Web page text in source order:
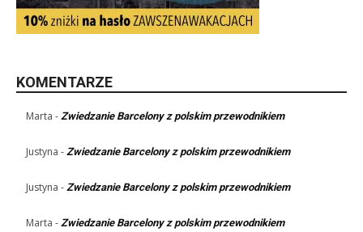
KOMENTARZE
Marta - Zwiedzanie Barcelony z polskim przewodnikiem
Justyna - Zwiedzanie Barcelony z polskim przewodnikiem
Justyna - Zwiedzanie Barcelony z polskim przewodnikiem
Marta - Zwiedzanie Barcelony z polskim przewodnikiem